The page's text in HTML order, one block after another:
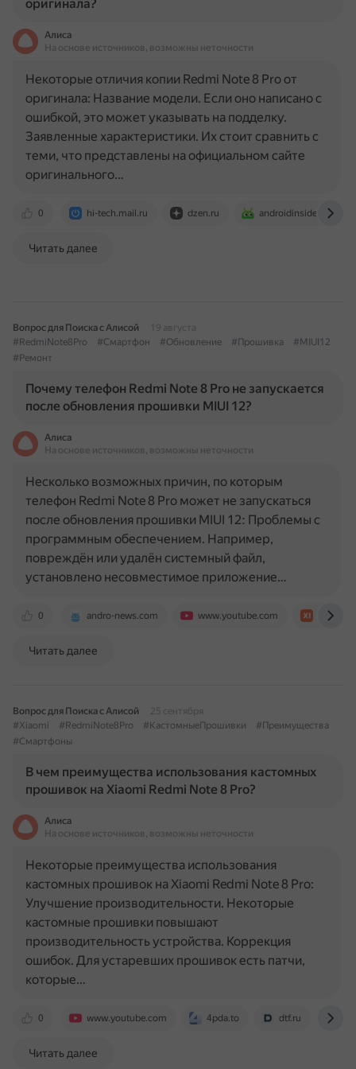
оригинала?
Алиса
На основе источников, возможны неточности
0 hi-tech.mail.ru dzen.ru androidinsider.ru
Некоторые отличия копии Redmi Note 8 Pro от
оригинала: Название модели. Если оно написано с
ошибкой, это может указывать на подделку.
Заявленные характеристики. Их стоит сравнить с
теми, что представлены на официальном сайте
оригинального…
Читать далее
Вопрос для Поиска с Алисой
19 августа
#RedmiNote8Pro
#Смартфон #Обновление #Прошивка
#MIUI12
#Ремонт
Почему телефон Redmi Note 8 Pro не запускается
после обновления прошивки MIUI 12?
Алиса
На основе источников, возможны неточности
0 andro-news.com www.youtube.com
Несколько возможных причин, по которым
телефон Redmi Note 8 Pro может не запускаться
после обновления прошивки MIUI 12: Проблемы с
программным обеспечением. Например,
повреждён или удалён системный файл,
установлено несовместимое приложение…
Читать далее
Вопрос для Поиска с Алисой
25 сентября
#Xiaomi
#RedmiNote8Pro #КастомныеПрошивки
#Преимущества
#Смартфоны
В чем преимущества использования кастомных
прошивок на Xiaomi Redmi Note 8 Pro?
Алиса
На основе источников, возможны неточности
0 www.youtube.com 4pda.to dtf.ru
Некоторые преимущества использования
кастомных прошивок на Xiaomi Redmi Note 8 Pro:
Улучшение производительности. Некоторые
кастомные прошивки повышают
производительность устройства. Коррекция
ошибок. Для устаревших прошивок есть патчи,
которые…
Читать далее